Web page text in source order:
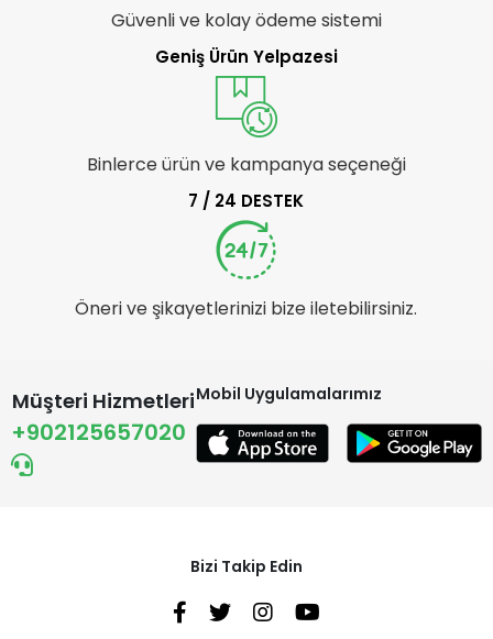
Güvenli ve kolay ödeme sistemi
Geniş Ürün Yelpazesi
Binlerce ürün ve kampanya seçeneği
7 / 24 DESTEK
Öneri ve şikayetlerinizi bize iletebilirsiniz.
Müşteri Hizmetleri
+902125657020
Mobil Uygulamalarımız
Bizi Takip Edin